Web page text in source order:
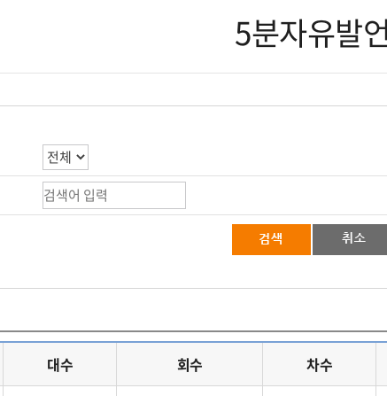
5분자유발
대수 회수 차수